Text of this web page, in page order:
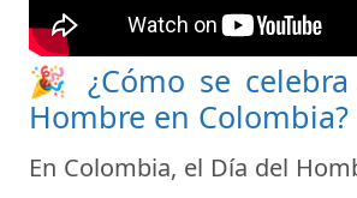
🎉 ¿Cómo se
Hombre en Colombia?
En Colombia, el Día del